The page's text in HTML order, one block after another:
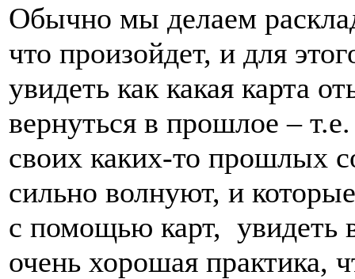
Обычно мы делаем
что произойдет, и для
увидеть как какая карта
вернуться в прошлое –
своих каких-то прошлых
сильно волнуют, и
с помощью карт, увидеть
очень хорошая практика,